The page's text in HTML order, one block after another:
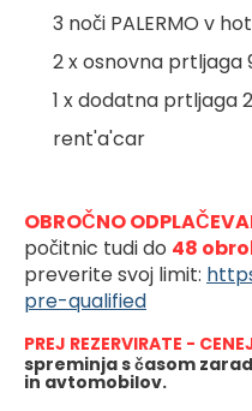
3 noči PALERMO v
2 x osnovna prtljaga
1 x dodatna prtljaga
rent'a'car
OBROČNO
počitnic tudi do 48
preverite svoj limit:
pre-qualified
PREJ REZERVIRATE -
spreminja s časom
in avtomobilov.